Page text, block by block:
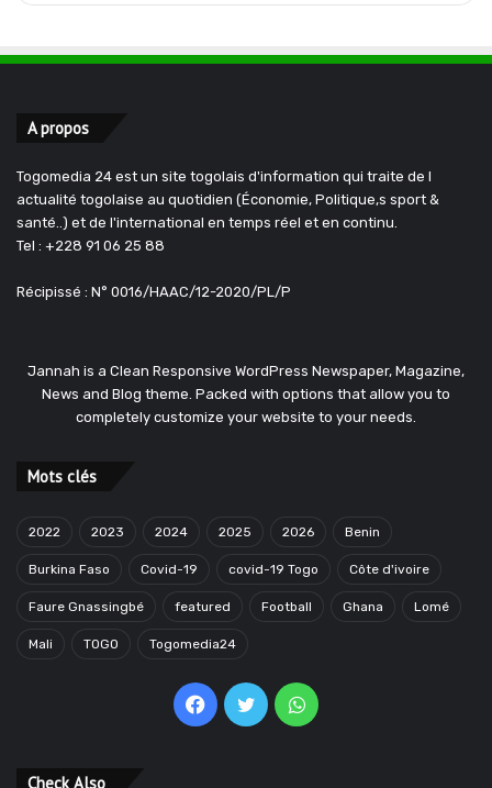
A propos
Togomedia 24 est un site togolais d'information qui traite de l
actualité togolaise au quotidien (Économie, Politique,s sport &
santé..) et de l'international en temps réel et en continu.
Tel : +228 91 06 25 88
Récipissé : N° 0016/HAAC/12-2020/PL/P
Jannah is a Clean Responsive WordPress Newspaper, Magazine,
News and Blog theme. Packed with options that allow you to
completely customize your website to your needs.
Mots clés
2022 2023 2024 2025 2026 Benin
Burkina Faso Covid-19 covid-19 Togo Côte d'ivoire
Faure Gnassingbé featured Football Ghana Lomé
Mali TOGO Togomedia24
Facebook
TwitterWhatsApp
Check Also